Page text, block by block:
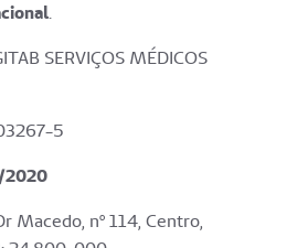
.
SERVIÇOS MÉDICOS
5
2020
Macedo, nº 114, Centro,